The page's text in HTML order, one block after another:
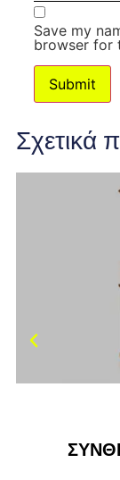
Save my
browser for
Σχετικά